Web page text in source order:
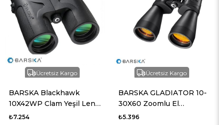
Ücretsiz Kargo
BARSKA Blackhawk
10X42WP Clam Yeşil Lens
Dürbün
₺7.254
Ücretsiz Kargo
BARSKA GLADIATOR 10-
30X60 Zoomlu El
Dürbünü
₺5.396